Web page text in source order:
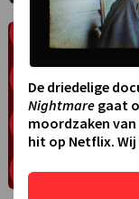
De driedelige
Nightmare gaat
moordzaken van
hit op Netflix.